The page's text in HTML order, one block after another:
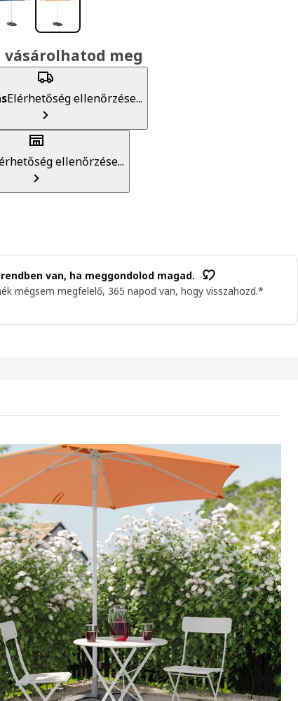
vásárolhatod meg
Elérhetőség ellenőrzése...
ellenőrzése...
van, ha meggondolod magad.
mégsem megfelelő, 365 napod van, hogy visszahozd.*